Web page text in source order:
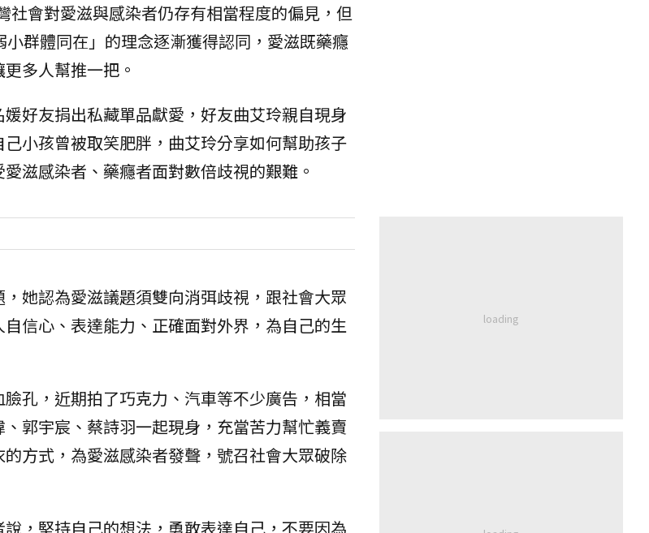
會對愛滋與感染者仍存有相當程度的偏見，但
群體同在」的理念逐漸獲得認同，愛滋既藥癮
多人幫推一把。
好友捐出私藏單品獻愛，好友曲艾玲親自現身
小孩曾被取笑肥胖，曲艾玲分享如何幫助孩子
滋感染者、藥癮者面對數倍歧視的艱難。
她認為愛滋議題須雙向消弭歧視，跟社會大眾
信心、表達能力、正確面對外界，為自己的生
孔，近期拍了巧克力、汽車等不少廣告，相當
郭宇宸、蔡詩羽一起現身，充當苦力幫忙義賣
方式，為愛滋感染者發聲，號召社會大眾破除
，堅持自己的想法，勇敢表達自己，不要因為